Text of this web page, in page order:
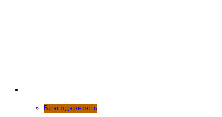
Благодарность